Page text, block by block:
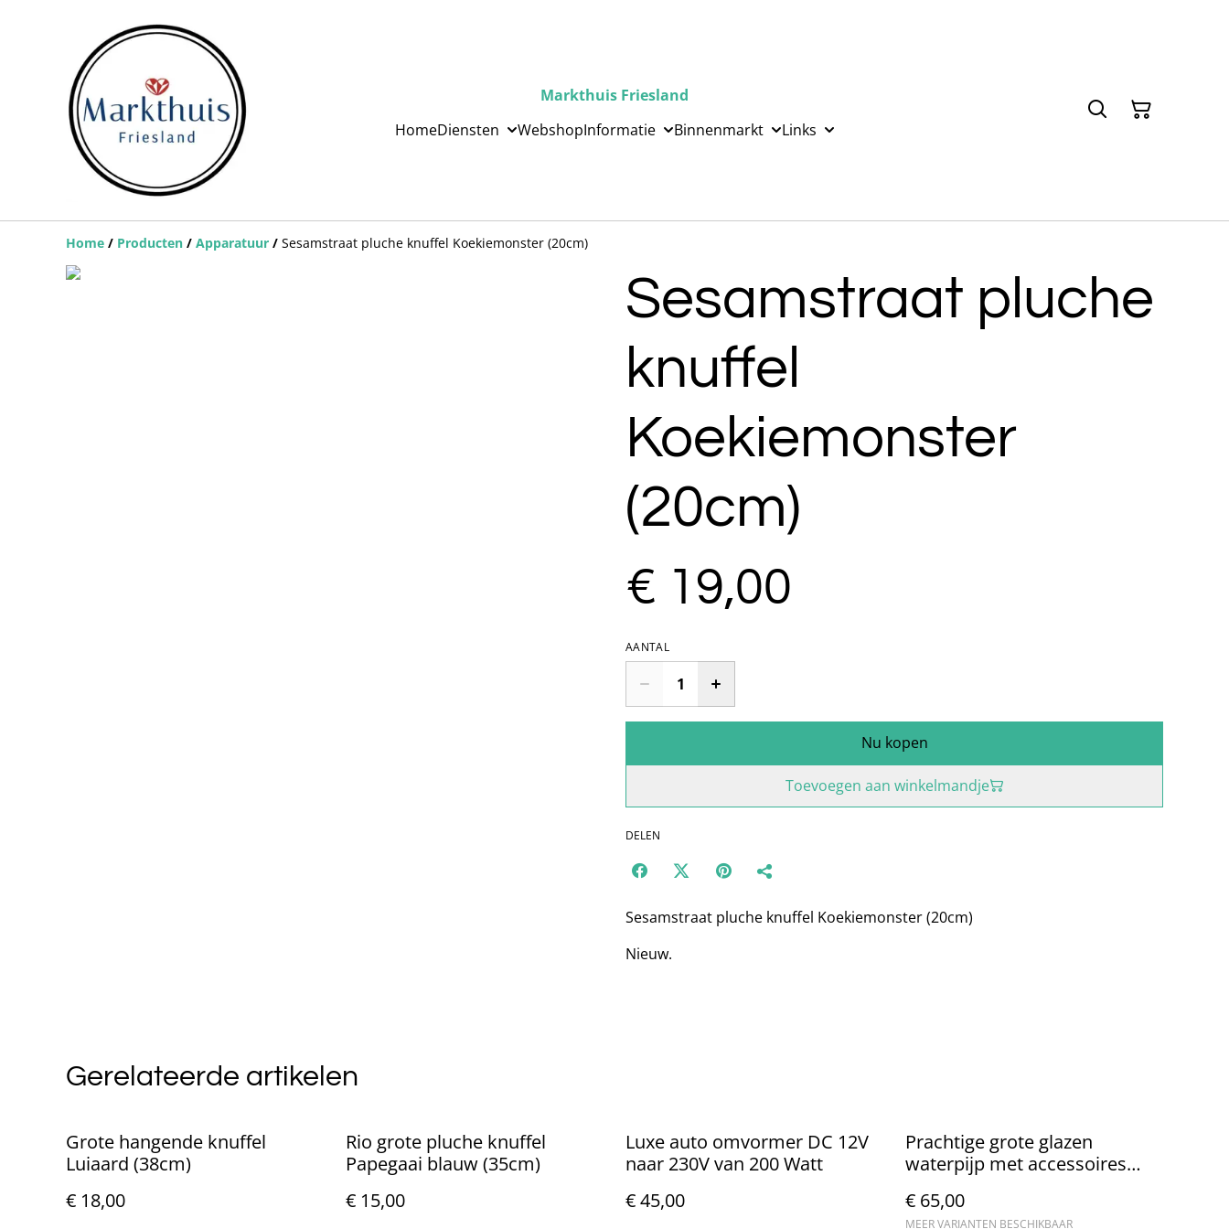
Markthuis Friesland
HomeDiensten WebshopInformatie Binnenmarkt Links
Home / Producten / Apparatuur / Sesamstraat pluche knuffel Koekiemonster (20cm)
Sesamstraat pluche
knuffel
Koekiemonster
(20cm)
€ 19,00
AANTAL
Nu kopen
Toevoegen aan winkelmandje
DELEN
Sesamstraat pluche knuffel Koekiemonster (20cm)
Nieuw.
Gerelateerde artikelen
Grote hangende knuffel
Luiaard (38cm)
€ 18,00
Rio grote pluche knuffel
Papegaai blauw (35cm)
€ 15,00
Luxe auto omvormer DC 12V
naar 230V van 200 Watt
€ 45,00
Prachtige grote glazen
waterpijp met accessoires
€ 65,00
MEER VARIANTEN BESCHIKBAAR